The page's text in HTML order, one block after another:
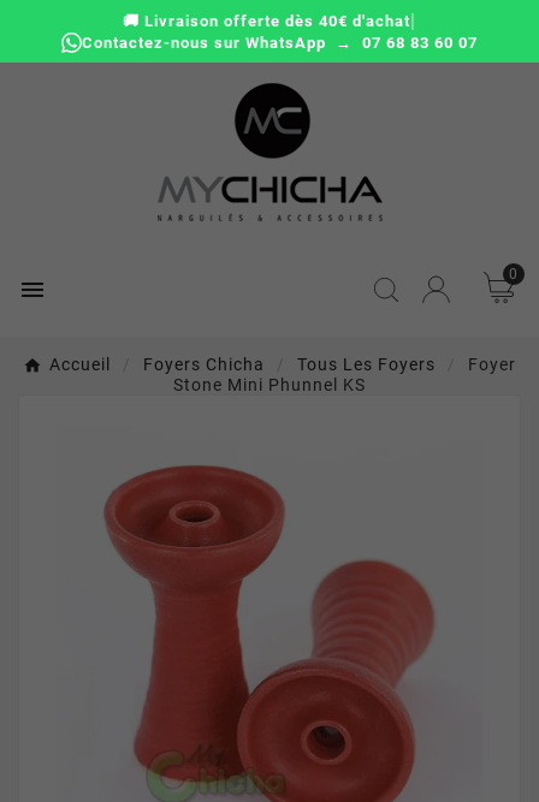
🚚 Livraison offerte dès 40€ d'achat|
Contactez-nous sur WhatsApp → 07 68 83 60 07

0
Accueil Foyers Chicha Tous Les Foyers
Foyer
Stone Mini Phunnel KS